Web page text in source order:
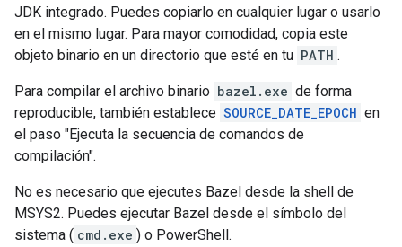
JDK integrado. Puedes copiarlo en cualquier lugar o usarlo
en el mismo lugar. Para mayor comodidad, copia este
objeto binario en un directorio que esté en tu PATH .
Para compilar el archivo binario bazel.exe de forma
reproducible, también establece SOURCE_DATE_EPOCH en
el paso "Ejecuta la secuencia de comandos de
compilación".
No es necesario que ejecutes Bazel desde la shell de
MSYS2. Puedes ejecutar Bazel desde el símbolo del
sistema ( cmd.exe ) o PowerShell.